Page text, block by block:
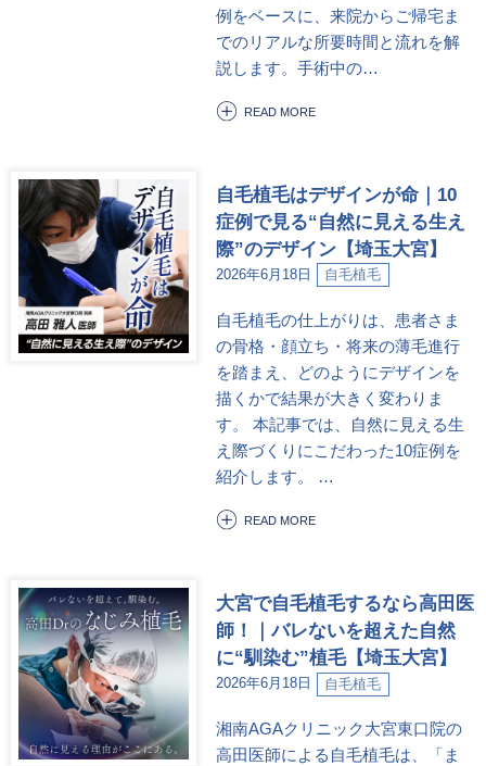
例をベースに、来院からご帰宅ま
でのリアルな所要時間と流れを解
説します。手術中の…
READ MORE
2026年6月18日 自毛植毛
自毛植毛はデザインが命｜10
症例で見る“自然に見える生え
際”のデザイン【埼玉大宮】
自毛植毛の仕上がりは、患者さま
の骨格・顔立ち・将来の薄毛進行
を踏まえ、どのようにデザインを
描くかで結果が大きく変わりま
す。 本記事では、自然に見える生
え際づくりにこだわった10症例を
紹介します。 …
READ MORE
2026年6月18日 自毛植毛
大宮で自毛植毛するなら高田医
師！｜バレないを超えた自然
に“馴染む”植毛【埼玉大宮】
湘南AGAクリニック大宮東口院の
高田医師による自毛植毛は、「ま